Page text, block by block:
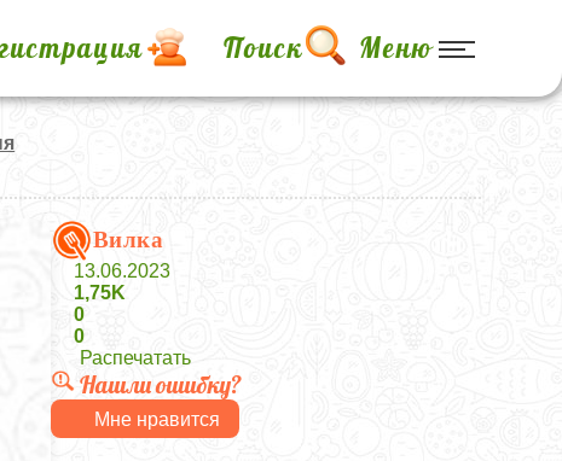
Поиск Меню
Вилка
13.06.2023
1,75K
0
0
Распечатать
Нашли ошибку?
Мне нравится